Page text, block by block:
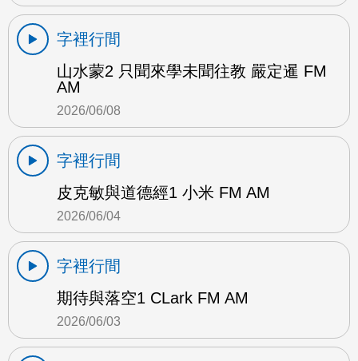
字裡行間
山水蒙2 只聞來學未聞往教 嚴定暹 FM
AM
2026/06/08
字裡行間
皮克敏與道德經1 小米 FM AM
2026/06/04
字裡行間
期待與落空1 CLark FM AM
2026/06/03